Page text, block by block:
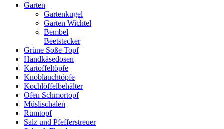
Garten
Gartenkugel
Garten Wichtel
Bembel
Beetstecker
Grüne Soße Topf
Handkäsedosen
Kartoffeltöpfe
Knoblauchtöpfe
Kochlöffelbehälter
Ofen Schmortopf
Müslischalen
Rumtopf
Salz und Pfefferstreuer